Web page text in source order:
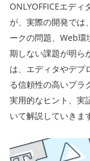
ONLYOFFICEエデ
が、実際の開発では
ークの問題、Web環
期しない課題が明ら
は、エディタやデプ
る信頼性の高いプラ
実用的なヒント、実
いて解説していきま